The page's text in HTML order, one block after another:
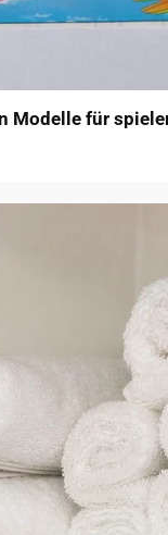
Modelle für